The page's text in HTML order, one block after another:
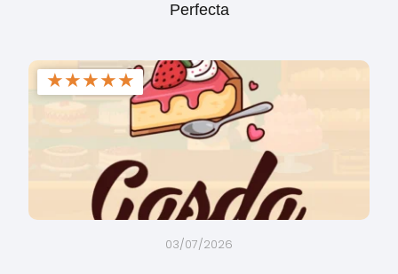
Perfecta
★★★★★
03/07/2026